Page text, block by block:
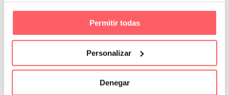
Permitir todas
Personalizar
Denegar